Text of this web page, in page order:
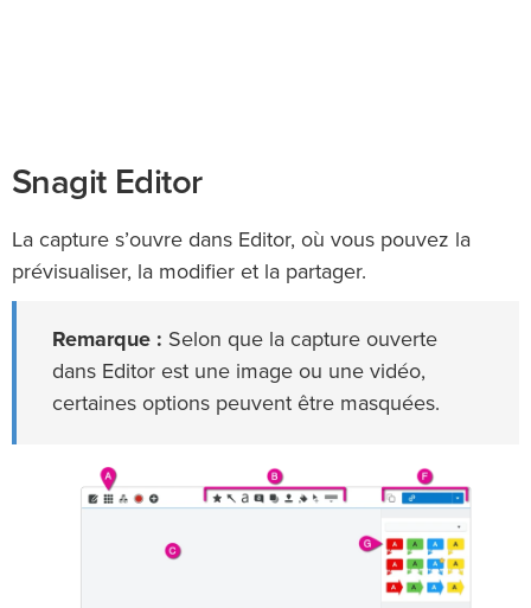
Snagit Editor
La capture s’ouvre dans Editor, où vous pouvez la
prévisualiser, la modifier et la partager.
Remarque : Selon que la capture ouverte
dans Editor est une image ou une vidéo,
certaines options peuvent être masquées.